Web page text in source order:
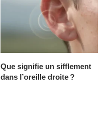
Que signifie un sifflement
dans l’oreille droite ?